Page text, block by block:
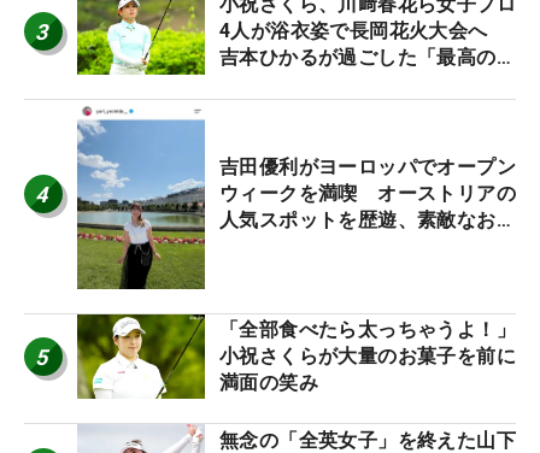
3
小祝さくら、川﨑春花ら女子プロ
4人が浴衣姿で長岡花火大会へ
吉本ひかるが過ごした「最高の夏
4
吉田優利がヨーロッパでオープン
ウィークを満喫 オーストリアの
人気スポットを歴遊、素敵なお土
5
「全部食べたら太っちゃうよ！」
小祝さくらが大量のお菓子を前に
満面の笑み
無念の「全英女子」を終えた山下